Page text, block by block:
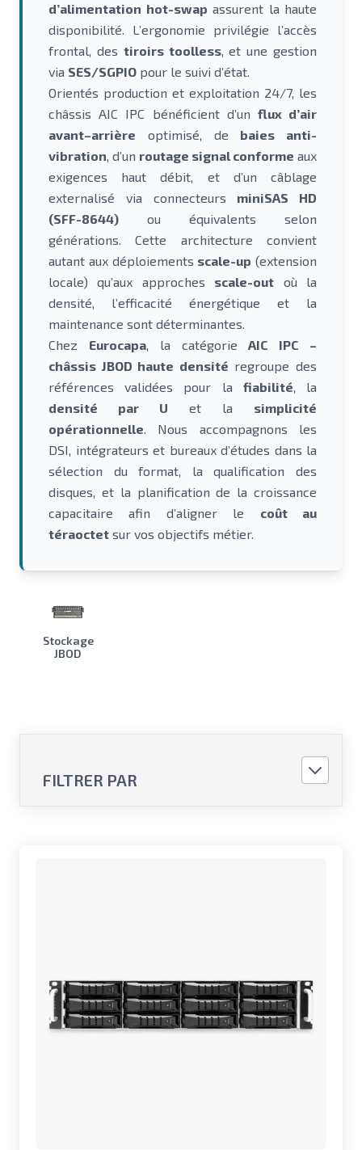
d’alimentation hot-swap assurent la haute
disponibilité. L’ergonomie privilégie l’accès
frontal, des tiroirs toolless, et une gestion
via SES/SGPIO pour le suivi d’état.
Orientés production et exploitation 24/7, les
châssis AIC IPC bénéficient d’un flux d’air
avant–arrière optimisé, de baies anti-
vibration, d’un routage signal conforme aux
exigences haut débit, et d’un câblage
externalisé via connecteurs miniSAS HD
(SFF-8644) ou équivalents selon
générations. Cette architecture convient
autant aux déploiements scale-up (extension
locale) qu’aux approches scale-out où la
densité, l’efficacité énergétique et la
maintenance sont déterminantes.
Chez Eurocapa, la catégorieAIC IPC –
châssis JBOD haute densité regroupe des
références validées pour la fiabilité, la
densité par U et la simplicité
opérationnelle. Nous accompagnons les
DSI, intégrateurs et bureaux d’études dans la
sélection du format, la qualification des
disques, et la planification de la croissance
capacitaire afin d’aligner le coût au
téraoctet sur vos objectifs métier.
Stockage
JBOD
FILTRER PAR